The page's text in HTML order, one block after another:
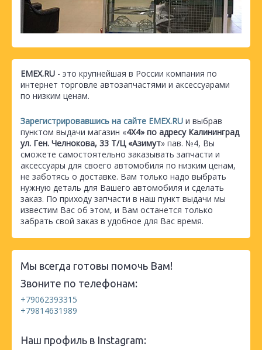
EMEX.RU - это крупнейшая в России компания по
интернет торговле автозапчастями и аксессуарами
по низким ценам.
Зарегистрировавшись на сайте EMEX.RU и выбрав
пунктом выдачи магазин «4Х4» по адресу Калининград
ул. Ген. Челнокова, 33 Т/Ц «Азимут» пав. №4, Вы
сможете самостоятельно заказывать запчасти и
аксессуары для своего автомобиля по низким ценам,
не заботясь о доставке. Вам только надо выбрать
нужную деталь для Вашего автомобиля и сделать
заказ. По приходу запчасти в наш пункт выдачи мы
известим Вас об этом, и Вам останется только
забрать свой заказ в удобное для Вас время.
Мы всегда готовы помочь Вам!
Звоните по телефонам:
+79062393315
+79814631989
Наш профиль в Instagram: